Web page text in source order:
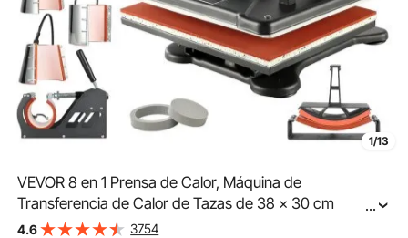
1/13
VEVOR 8 en 1 Prensa de Calor, Máquina de
Transferencia de Calor de Tazas de 38 x 30 cm
Máquina de Impresión de Calor con Pantalla LED Digital
...
4.6 3754